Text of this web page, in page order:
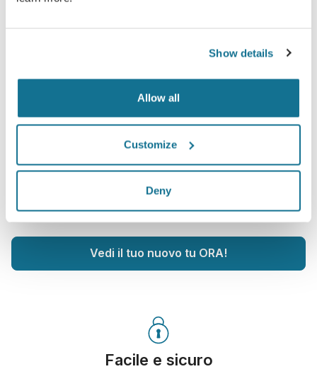
Show details
Allow all
Customize
Deny
Dr Ali MODARRESSI
Crisalix. Questo ti permetterà di condividere le tue
simulazioni con la tua famiglia, amici o con chiunque
tu desideri.
Vedi il tuo nuovo tu ORA!
Facile e sicuro